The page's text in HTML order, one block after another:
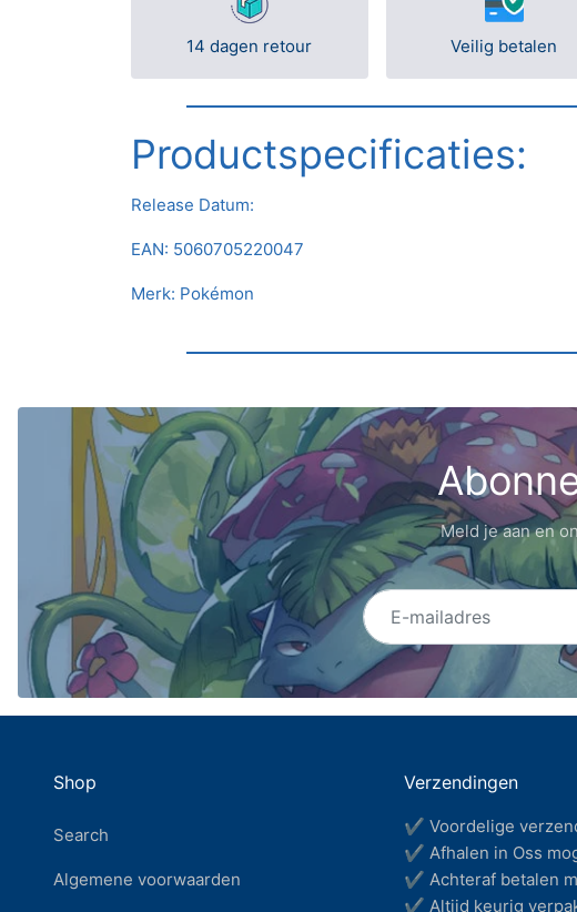
14 dagen retour Veilig betalen
Productspecificaties:
Release Datum:
EAN: 5060705220047
Merk: Pokémon
Meld je aan en
E-mailadres
Shop
Search
Algemene voorwaarden
Verzendingen
✔ Voordelige
✔ Afhalen in Oss
✔ Achteraf betalen
✔ Altijd keurig